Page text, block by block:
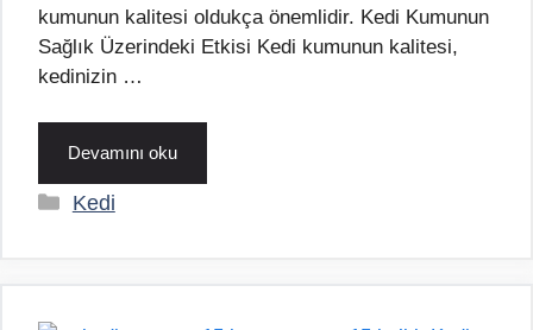
kumunun kalitesi oldukça önemlidir. Kedi Kumunun
Sağlık Üzerindeki Etkisi Kedi kumunun kalitesi,
kedinizin …
Devamını oku
Kategoriler
Kedi